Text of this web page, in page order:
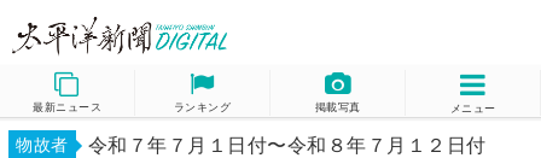
最新ニュース ランキング 掲載写真 メニュー
物故者 令和７年７月１日付〜令和８年７月１２日付